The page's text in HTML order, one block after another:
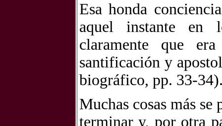
Esa honda
aquel instante en
claramente que
santificación y
biográfico, pp. 33-
Muchas cosas más
terminar y, por otra